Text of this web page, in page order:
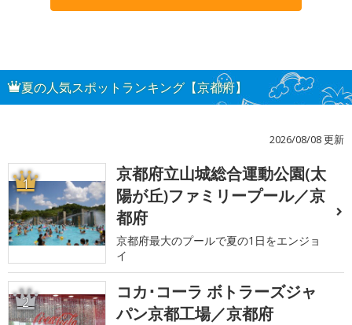
夏の人気スポットランキング【京都府】
2026/08/08 更新
1
京都府立山城総合運動公園(太
陽が丘)ファミリープール／京
都府
京都府最大のプールで夏の1日をエンジョ
イ
2
コカ･コーラ ボトラーズジャ
パン京都工場／京都府